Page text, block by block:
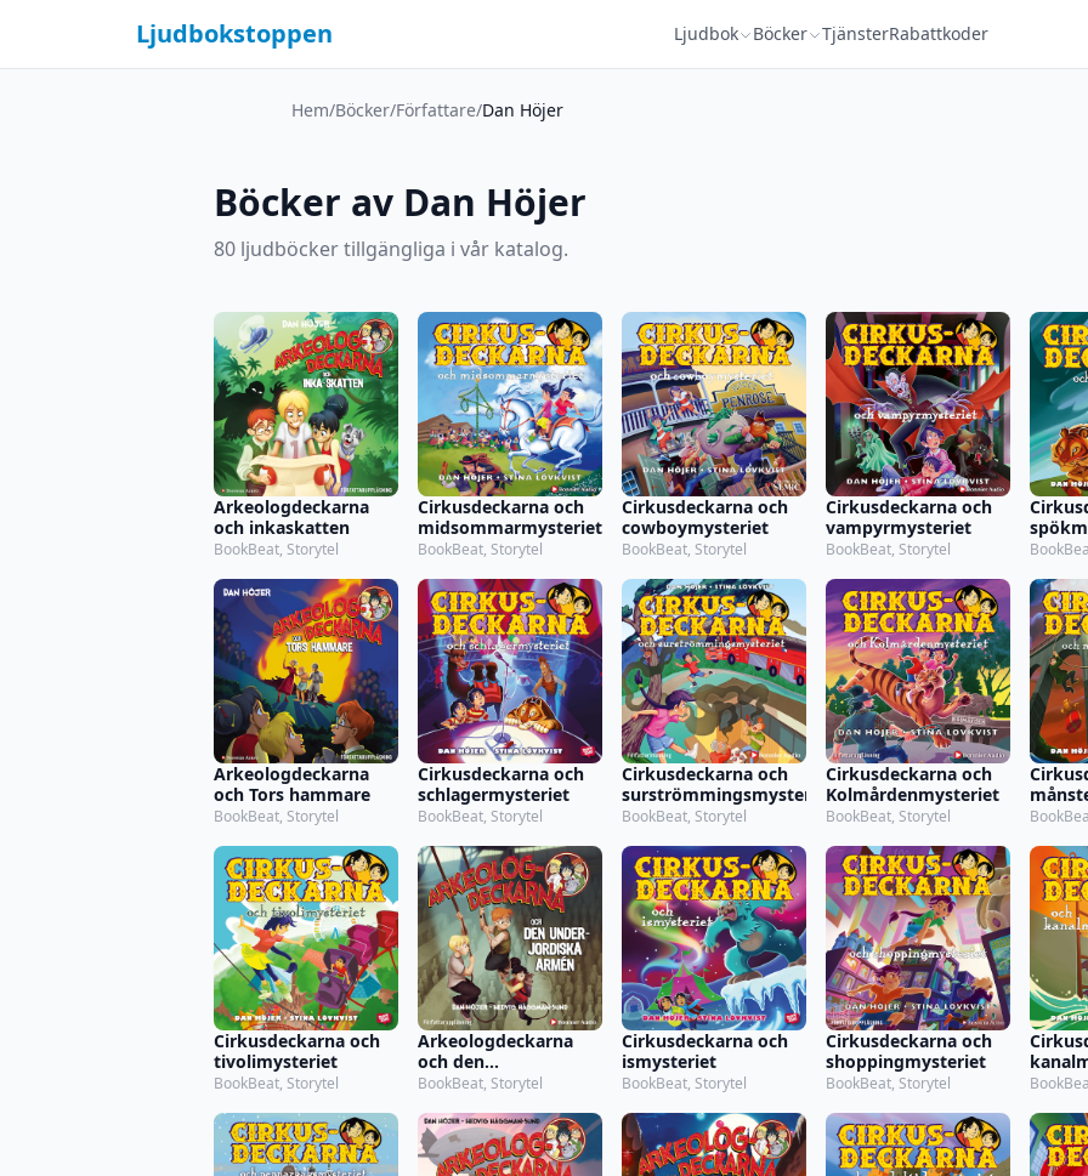
Ljudbokstoppen Ljudbok Böcker TjänsterRabattkoder
Hem/Böcker/Författare/Dan Höjer
Böcker av Dan Höjer
80 ljudböcker tillgängliga i vår katalog.
Arkeologdeckarna
och inkaskatten
BookBeat, Storytel
Cirkusdeckarna och
midsommarmysteriet
BookBeat, Storytel
Cirkusdeckarna och
cowboymysteriet
BookBeat, Storytel
Cirkusdeckarna och
vampyrmysteriet
BookBeat, Storytel
Arkeologdeckarna
och Tors hammare
BookBeat, Storytel
Cirkusdeckarna och
schlagermysteriet
BookBeat, Storytel
Cirkusdeckarna och
surströmmingsmysteriet
BookBeat, Storytel
Cirkusdeckarna och
Kolmårdenmysteriet
BookBeat, Storytel
Cirkusdeckarna och
tivolimysteriet
BookBeat, Storytel
Arkeologdeckarna
och den
underjordiska armén
BookBeat, Storytel
Cirkusdeckarna och
ismysteriet
BookBeat, Storytel
Cirkusdeckarna och
shoppingmysteriet
BookBeat, Storytel